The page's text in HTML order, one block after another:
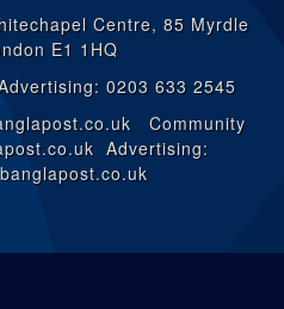
Centre, 85 Myrdle
E1 1HQ
0203 633 2545
Community
Advertising: